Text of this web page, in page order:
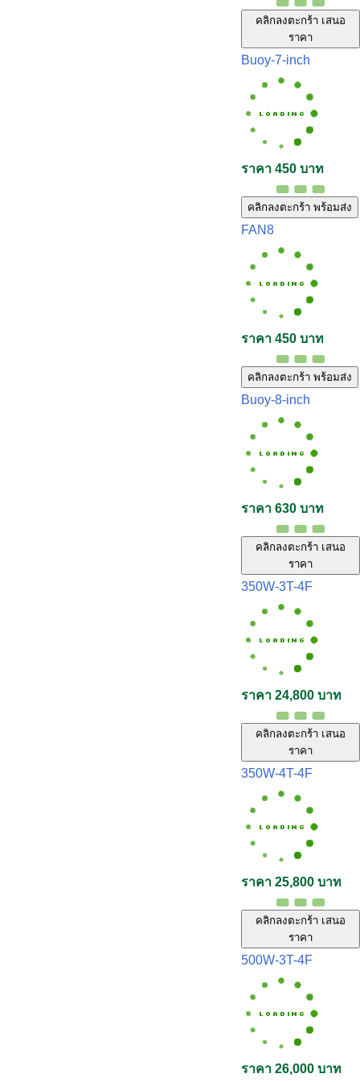
คลิกลงตะกร้า เสนอ
ราคา
Buoy-7-inch
ราคา 450 บาท
คลิกลงตะกร้า พร้อมส่ง
FAN8
ราคา 450 บาท
คลิกลงตะกร้า พร้อมส่ง
Buoy-8-inch
ราคา 630 บาท
คลิกลงตะกร้า เสนอ
ราคา
350W-3T-4F
ราคา 24,800 บาท
คลิกลงตะกร้า เสนอ
ราคา
350W-4T-4F
ราคา 25,800 บาท
คลิกลงตะกร้า เสนอ
ราคา
500W-3T-4F
ราคา 26,000 บาท